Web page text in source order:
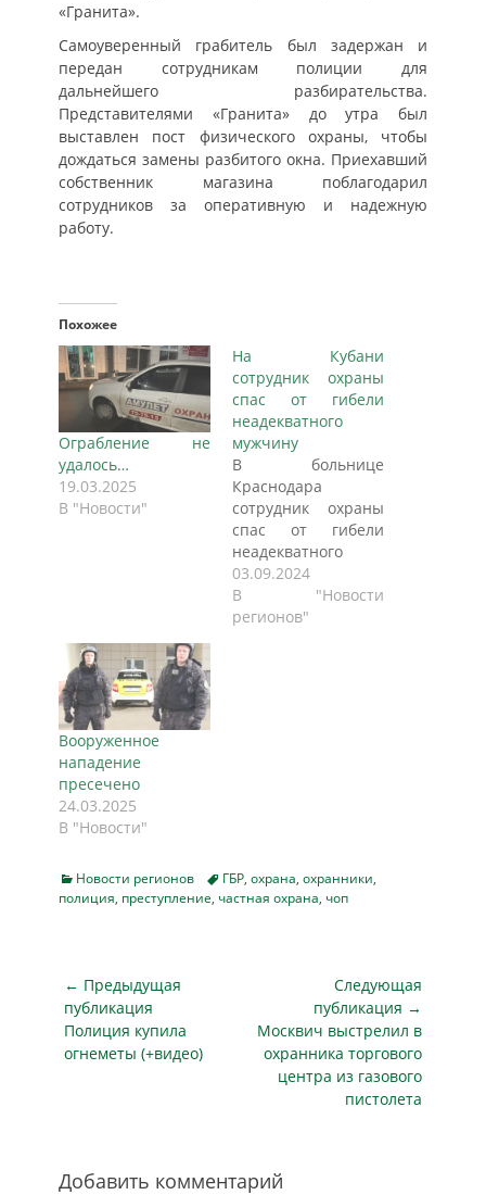
«Гранита».
Самоуверенный грабитель был задержан и
передан сотрудникам полиции для
дальнейшего разбирательства.
Представителями «Гранита» до утра был
выставлен пост физического охраны, чтобы
дождаться замены разбитого окна. Приехавший
собственник магазина поблагодарил
сотрудников за оперативную и надежную
работу.
Похожее
Ограбление не
удалось…
19.03.2025
В "Новости"
На Кубани
сотрудник охраны
спас от гибели
неадекватного
мужчину
В больнице
Краснодара
сотрудник охраны
спас от гибели
неадекватного
пациента,
сообщает пресс-
служба охранного
на окружающих, а
после попытался
на место прибыла
группа быстрого…
03.09.2024
В "Новости
регионов"
Вооруженное
нападение
пресечено
24.03.2025
В "Новости"
Categories
Новости регионов TagsГБР, охрана, охранники,
полиция, преступление, частная охрана, чоп
Навигация
по
записям
← Предыдущая
публикация
Предыдущая
публикация
Полиция купила
огнеметы (+видео)
Следующая
публикация →
Следующая
публикация
Москвич выстрелил в
охранника торгового
центра из газового
пистолета
Добавить комментарий